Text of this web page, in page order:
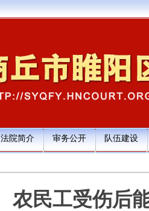
法院简介 审务公开 队伍建设
农民工受伤后